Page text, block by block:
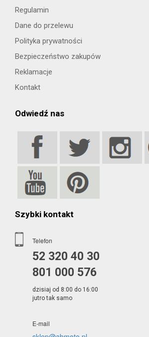
Regulamin
Dane do przelewu
Polityka prywatności
Bezpieczeństwo zakupów
Reklamacje
Kontakt
Odwiedź nas
Szybki kontakt
Telefon
52 320 40 30
801 000 576
dzisiaj od 8:00 do 16:00
jutro tak samo
E-mail